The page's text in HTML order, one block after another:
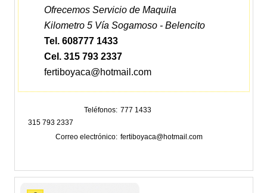
Ofrecemos Servicio de Maquila
Kilometro 5 Vía Sogamoso - Belencito
Tel. 608777 1433
Cel. 315 793 2337
fertiboyaca@hotmail.com
Teléfonos
777 1433
315 793 2337
Correo electrónico
fertiboyaca@hotmail.com